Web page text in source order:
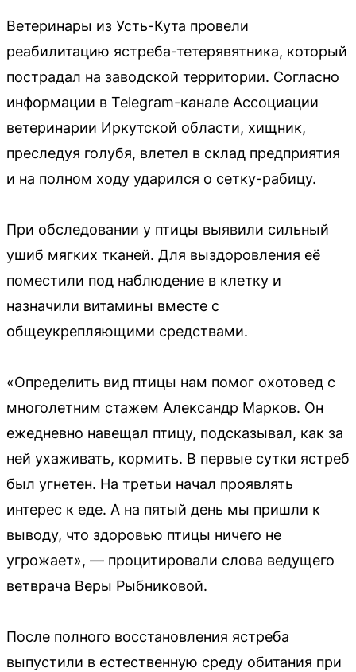
Ветеринары из Усть-Кута провели
реабилитацию ястреба-тетерявятника, который
пострадал на заводской территории. Согласно
информации в Telegram-канале Ассоциации
ветеринарии Иркутской области, хищник,
преследуя голубя, влетел в склад предприятия
и на полном ходу ударился о сетку-рабицу.
При обследовании у птицы выявили сильный
ушиб мягких тканей. Для выздоровления её
поместили под наблюдение в клетку и
назначили витамины вместе с
общеукрепляющими средствами.
«Определить вид птицы нам помог охотовед с
многолетним стажем Александр Марков. Он
ежедневно навещал птицу, подсказывал, как за
ней ухаживать, кормить. В первые сутки ястреб
был угнетен. На третьи начал проявлять
интерес к еде. А на пятый день мы пришли к
выводу, что здоровью птицы ничего не
угрожает», — процитировали слова ведущего
ветврача Веры Рыбниковой.
После полного восстановления ястреба
выпустили в естественную среду обитания при